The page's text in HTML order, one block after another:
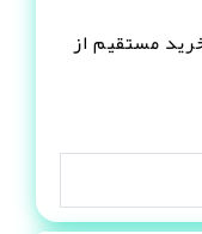
مستقیم از